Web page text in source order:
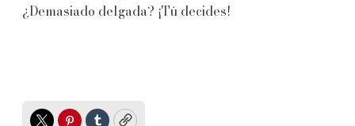
¿Demasiado delgada? ¡Tú decides!